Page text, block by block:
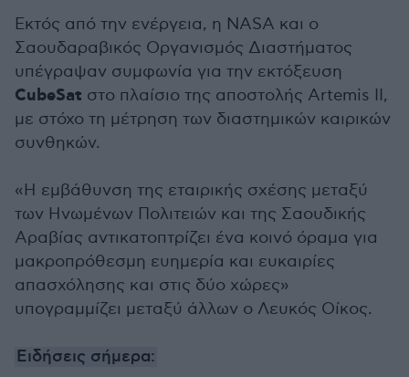
Εκτός από την ενέργεια, η NASA και ο
Σαουδαραβικός Οργανισμός Διαστήματος
υπέγραψαν συμφωνία για την εκτόξευση
CubeSat στο πλαίσιο της αποστολής Artemis II,
με στόχο τη μέτρηση των διαστημικών καιρικών
συνθηκών.
«Η εμβάθυνση της εταιρικής σχέσης μεταξύ
των Ηνωμένων Πολιτειών και της Σαουδικής
Αραβίας αντικατοπτρίζει ένα κοινό όραμα για
μακροπρόθεσμη ευημερία και ευκαιρίες
απασχόλησης και στις δύο χώρες»
υπογραμμίζει μεταξύ άλλων ο Λευκός Οίκος.
Ειδήσεις σήμερα: